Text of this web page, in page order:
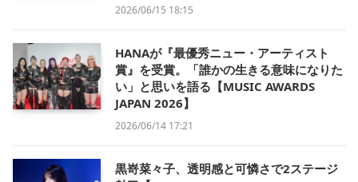
2026/06/15 18:15
HANAが『最優秀ニュー・アーティスト
賞』を受賞。「誰かの生きる意味になりた
い」と思いを語る【MUSIC AWARDS
JAPAN 2026】
2026/06/14 17:21
黒嵜菜々子、透明感と可憐さで2ステージ